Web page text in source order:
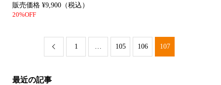
販売価格 ¥9,900（税込）
20%OFF
 1 … 105 106 107
最近の記事